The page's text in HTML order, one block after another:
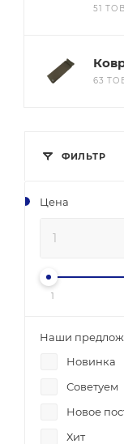
51
63
ФИЛЬТР
Цена
1
Наши
Новинка
Советуем
Новое
Хит